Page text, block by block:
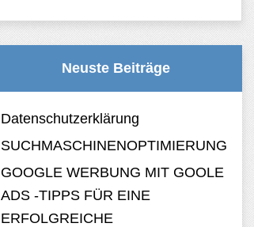
Neuste Beiträge
Datenschutzerklärung
SUCHMASCHINENOPTIMIERUNG
GOOGLE WERBUNG MIT GOOLE
ADS -TIPPS FÜR EINE
ERFOLGREICHE